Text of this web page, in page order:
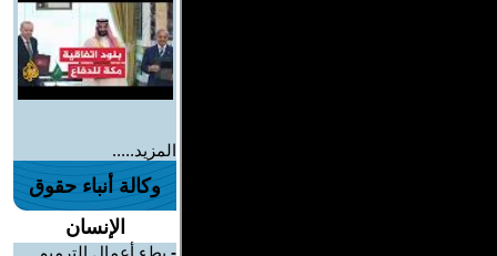
المزيد.....
وكالة أنباء حقوق
الإنسان
- بطء أعمال الترميم